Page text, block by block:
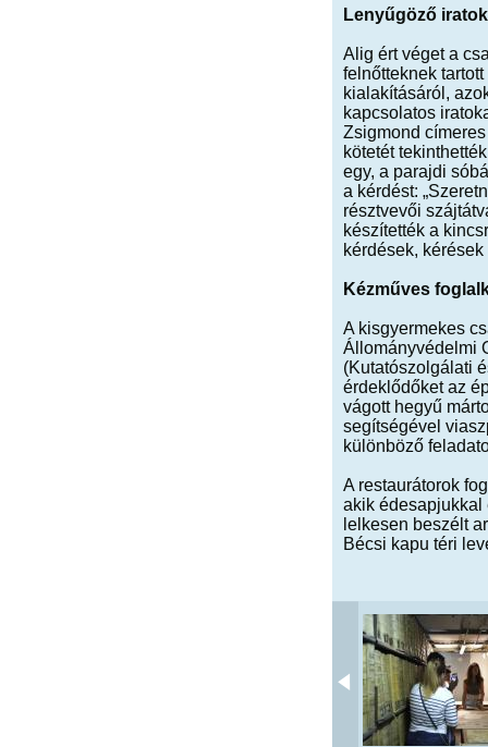
Lenyűgöző iratok
Alig ért véget a
felnőtteknek
kialakításáról,
kapcsolatos
Zsigmond
kötetét
egy, a parajdi
a kérdést:
résztvevői
készítették a
kérdések,
Kézműves
A kisgyermekes
Állományvédelmi
(Kutatószolgálati
érdeklődőket az
vágott hegyű
segítségével
különböző
A restaurátorok
akik édesapjukkal
lelkesen beszélt
Bécsi kapu téri